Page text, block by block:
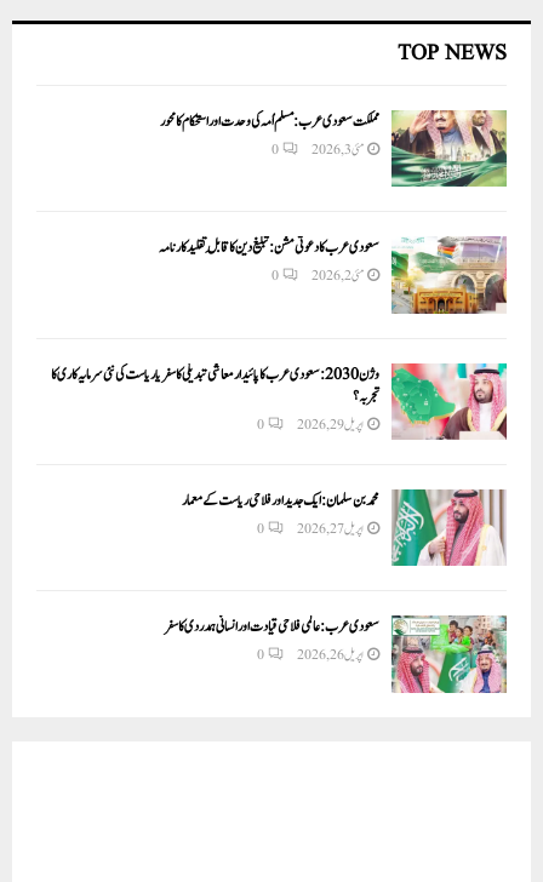
TOP NEWS
مملکت سعودی عرب: مسلم اُمہ کی وحدت اور استحکام کا محور
مئی 3, 2026 0
سعودی عرب کا دعوتی مشن: تبلیغ دین کا قابلِ تقلید کارنامہ
مئی 2, 2026 0
وژن 2030:سعودی عرب کا پائیدار معاشی تبدیلی کا سفر یا ریاست کی نئی سرمایہ کاری کا
تجربہ؟
اپریل 29, 2026 0
محمد بن سلمان: ایک جدید اور فلاحی ریاست کے معمار
اپریل 27, 2026 0
سعودی عرب: عالمی فلاحی قیادت اور انسانی ہمدردی کا سفر
اپریل 26, 2026 0